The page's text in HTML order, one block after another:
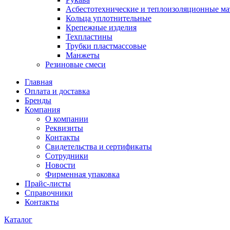
Асбестотехнические и теплоизоляционные
Кольца уплотнительные
Крепежные изделия
Техпластины
Трубки пластмассовые
Манжеты
Резиновые смеси
Главная
Оплата и доставка
Бренды
Компания
О компании
Реквизиты
Контакты
Свидетельства и сертификаты
Сотрудники
Новости
Фирменная упаковка
Прайс-листы
Справочники
Контакты
Каталог